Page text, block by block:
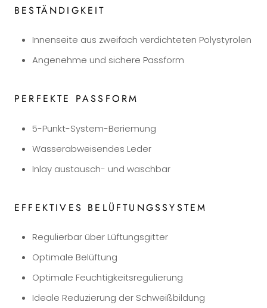
BESTÄNDIGKEIT
Innenseite aus zweifach verdichteten Polystyrolen
Angenehme und sichere Passform
PERFEKTE PASSFORM
5-Punkt-System-Beriemung
Wasserabweisendes Leder
Inlay austausch- und waschbar
EFFEKTIVES BELÜFTUNGSSYSTEM
Regulierbar über Lüftungsgitter
Optimale Belüftung
Optimale Feuchtigkeitsregulierung
Ideale Reduzierung der Schweißbildung